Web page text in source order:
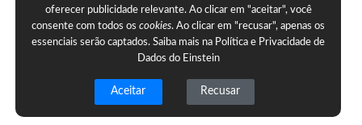
oferecer publicidade relevante. Ao clicar em "aceitar", você
consente com todos oscookies. Ao clicar em "recusar", apenas os
essenciais serão captados. Saiba mais na Política e Privacidade de
Dados do Einstein
Aceitar Recusar